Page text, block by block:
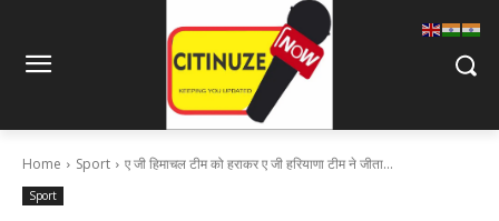
Home Sport ए जी हिमाचल टीम को हराकर ए जी हरियाणा टीम ने जीता...
Sport